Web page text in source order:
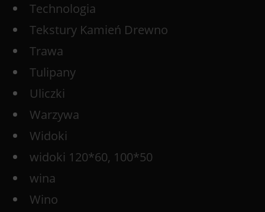
Technologia
Tekstury Kamień Drewno
Trawa
Tulipany
Uliczki
Warzywa
Widoki
widoki 120*60, 100*50
wina
Wino